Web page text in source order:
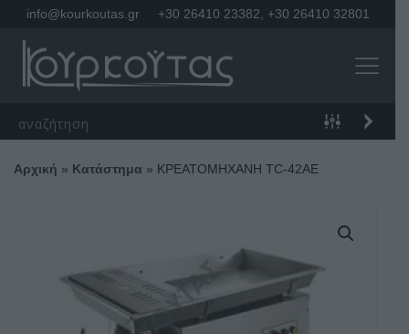
info@kourkoutas.gr +30 26410 23382 +30 26410 32801
Αρχική » Κατάστημα » ΚΡΕΑΤΟΜΗΧΑΝΗ TC-42AE